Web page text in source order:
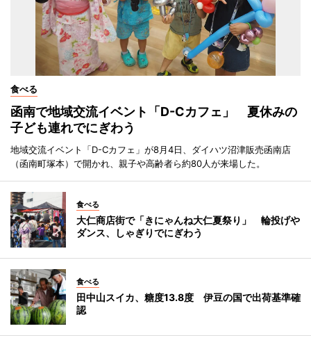
食べる
函南で地域交流イベント「D-Cカフェ」 夏休みの
子ども連れでにぎわう
地域交流イベント「D-Cカフェ」が8月4日、ダイハツ沼津販売函南店
（函南町塚本）で開かれ、親子や高齢者ら約80人が来場した。
食べる
大仁商店街で「きにゃんね大仁夏祭り」 輪投げや
ダンス、しゃぎりでにぎわう
食べる
田中山スイカ、糖度13.8度 伊豆の国で出荷基準確
認